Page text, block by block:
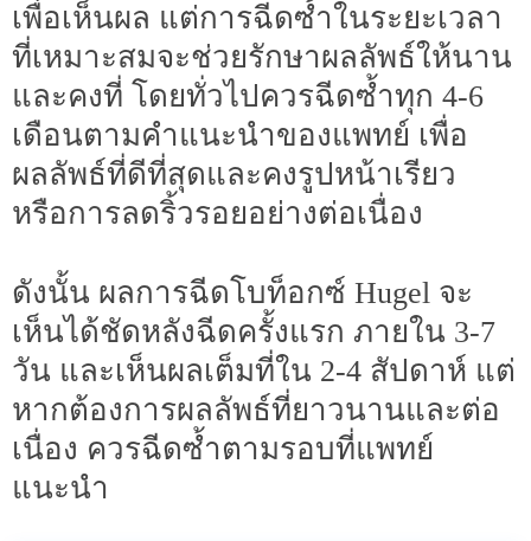
เพื่อเห็นผล แต่การฉีดซ้ำในระยะเวลา
ที่เหมาะสมจะช่วยรักษาผลลัพธ์ให้นาน
และคงที่ โดยทั่วไปควรฉีดซ้ำทุก 4-6
เดือนตามคำแนะนำของแพทย์ เพื่อ
ผลลัพธ์ที่ดีที่สุดและคงรูปหน้าเรียว
หรือการลดริ้วรอยอย่างต่อเนื่อง
ดังนั้น ผลการฉีดโบท็อกซ์ Hugel จะ
เห็นได้ชัดหลังฉีดครั้งแรก ภายใน 3-7
วัน และเห็นผลเต็มที่ใน 2-4 สัปดาห์ แต่
หากต้องการผลลัพธ์ที่ยาวนานและต่อ
เนื่อง ควรฉีดซ้ำตามรอบที่แพทย์
แนะนำ